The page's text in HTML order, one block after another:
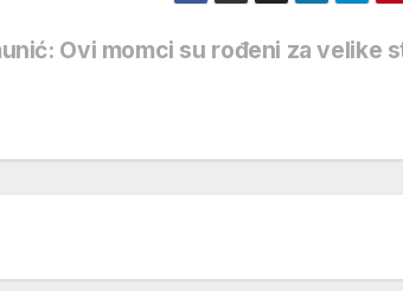
Ovi momci su rođeni za velike